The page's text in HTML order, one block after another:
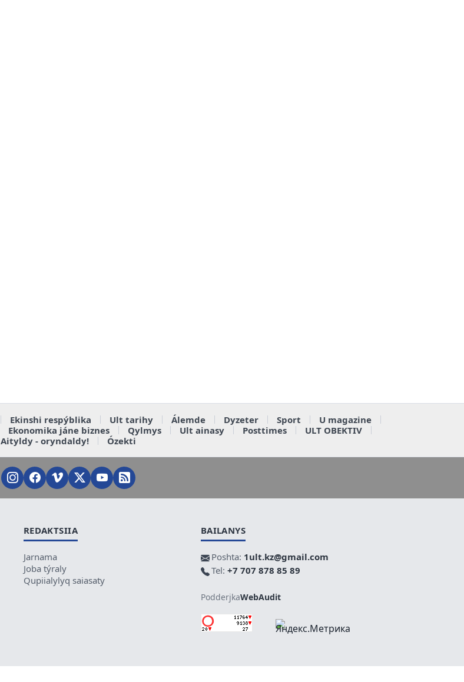
Ekinshi respýblika Ult tarihy Álemde Dyzeter Sport
U magazine
Ekonomika jáne biznes Qylmys Ult ainasy Posttimes
ULT OBEKTIV
Aityldy - oryndaldy!
Ózekti
REDAKTSIIA
Jarnama
Joba týraly
Qupiialylyq saiasaty
BAILANYS
Poshta: 1ult.kz@gmail.com
Tel: +7 707 878 85 89
PodderjkaWebAudit